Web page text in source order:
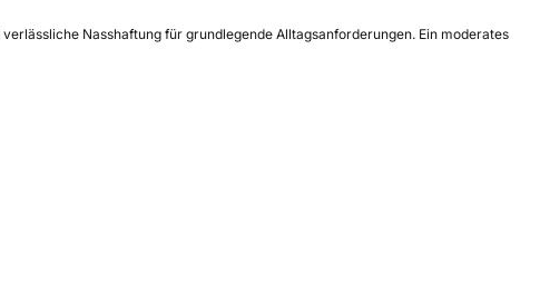
Nasshaftung für grundlegende Alltagsanforderungen. Ein moderates